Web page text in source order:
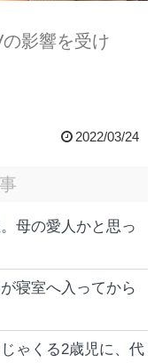
影響を受け
2022/03/24
母の愛人かと思っ
寝室へ入ってから
ゃくる2歳児に、代